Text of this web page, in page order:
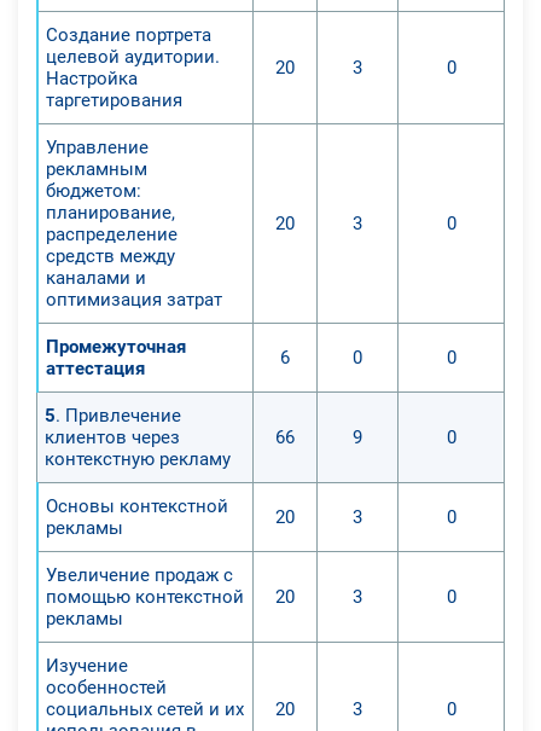
Создание портрета
целевой аудитории.
Настройка
таргетирования
20 3 0
Управление
рекламным
бюджетом:
планирование,
распределение
средств между
каналами и
оптимизация затрат
20 3 0
Промежуточная
аттестация
6 0 0
5. Привлечение
клиентов через
контекстную рекламу
66 9 0
Основы контекстной
рекламы
20 3 0
Увеличение продаж с
помощью контекстной
рекламы
20 3 0
Изучение
особенностей
социальных сетей и их
20 3 0